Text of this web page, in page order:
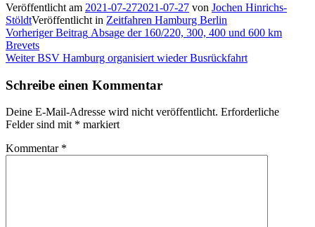
Veröffentlicht am 2021-07-272021-07-27 von Jochen Hinrichs-
StöldtVeröffentlicht in Zeitfahren Hamburg Berlin
Beitragsnavigation
Vorheriger Beitrag Vorheriger
Absage der 160/220, 300, 400 und 600 km
Brevets
Weiter Nächster
BSV Hamburg organisiert wieder Busrückfahrt
Schreibe einen Kommentar
Deine E-Mail-Adresse wird nicht veröffentlicht. Erforderliche
Felder sind mit * markiert
Kommentar *